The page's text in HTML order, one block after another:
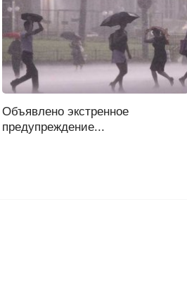
Объявлено экстренное
предупреждение...